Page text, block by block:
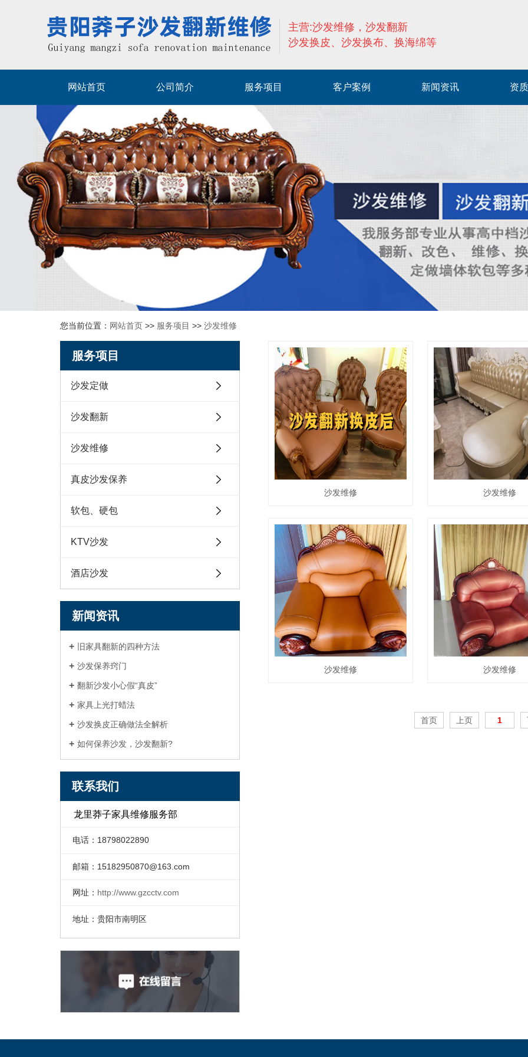
主营:沙发维修，沙发翻新
沙发换皮、沙发换布、换海绵等
网站首页 公司简介 服务项目 客户案例 新闻资讯 资
您当前位置： 网站首页 >> 服务项目 >> 沙发维修
服务项目
沙发定做
沙发翻新
沙发维修
真皮沙发保养
软包、硬包
KTV沙发
酒店沙发
新闻资讯
旧家具翻新的四种方法
沙发保养窍门
翻新沙发小心假“真皮”
家具上光打蜡法
沙发换皮正确做法全解析
如何保养沙发，沙发翻新?
联系我们
龙里莽子家具维修服务部
电话：18798022890
邮箱： 15182950870@163.com
网址： http://www.gzcctv.com
地址：贵阳市南明区
沙发维修 沙发维修
沙发维修 沙发维修
首页 上页 1